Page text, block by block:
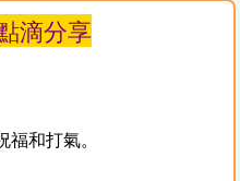
滴分享
和打氣。